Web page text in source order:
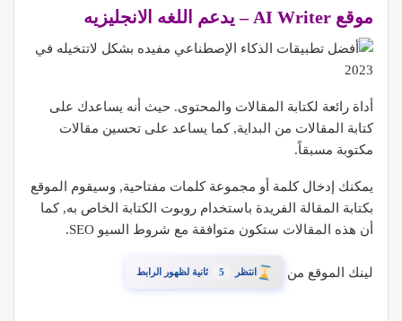
موقع AI Writer – يدعم اللغه الانجليزيه
أداة رائعة لكتابة المقالات والمحتوى. حيث أنه يساعدك على
كتابة المقالات من البداية, كما يساعد على تحسين مقالات
مكتوبة مسبقاً.
يمكنك إدخال كلمة أو مجموعة كلمات مفتاحية, وسيقوم الموقع
بكتابة المقالة الفريدة باستخدام روبوت الكتابة الخاص به, كما
أن هذه المقالات ستكون متوافقة مع شروط السيو SEO.
لينك الموقع من انتظر 4 ثانية لظهور الرابط